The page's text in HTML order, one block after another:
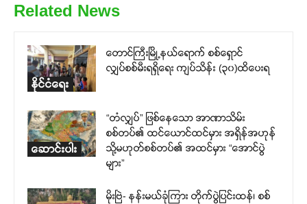
Related News
နိုင်ငံရေး
တောင်ကြီးမြို့နယ်ရောက် စစ်ရှောင်
လျှပ်စစ်မီးရရှိရေး ကျပ်သိန်း (၃၀)ထိပေးရ
ဆောင်းပါး
“တံလျှပ်” ဖြစ်နေသော အာဏာသိမ်း
စစ်တပ်၏ ထင်ယောင်ထင်မှား အရှိန်အဟုန်
သို့မဟုတ်စစ်တပ်၏ အထင်မှား “အောင်ပွဲ
များ”
မိုးဗြဲ- နန်းမယ်ခုံကြား တိုက်ပွဲပြင်းထန်၊ စစ်